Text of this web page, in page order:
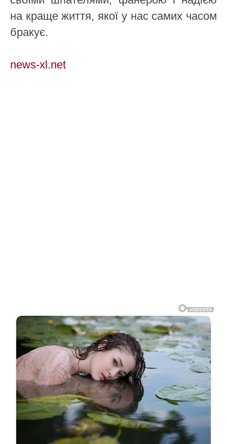
на краще життя, якої у нас самих часом
бракує.
news-xl.net